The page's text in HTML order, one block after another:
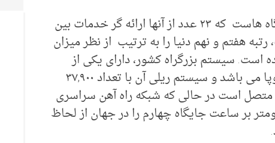
آلمان دارای شبکه ای متراکم از فرودگاه هاست که ۲۳ عدد از آنها ارائه گر خدمات بین
، رتبه هفتم و نهم دنیا را به ترتیب از نظر میزان
است. سیستم بزرگراه کشور، دارای یکی از
بزرگترین سطوح تراکم ترافیک در اروپا می باشد و سیستم ریلی آن با تعداد ۳۷,۹۰۰
متصل است در حالی که شبکه راه آهن سراسری
با سرعتی بالغ بر ۳۰۰ کیلومتر بر ساعت جایگاه چهارم را در جهان از لحاظ